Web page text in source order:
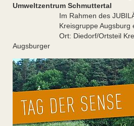
Umweltzentrum Schmuttertal
Im Rahmen des
Kreisgruppe Augsburg
Ort: Diedorf/Ortsteil
Augsburger